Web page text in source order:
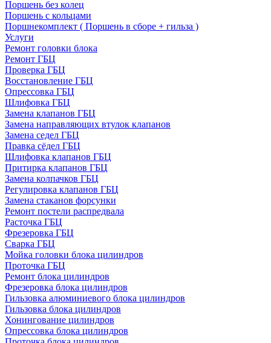
Поршень без колец
Поршень с кольцами
Поршнекомплект ( Поршень в сборе + гильза )
Услуги
Ремонт головки блока
Ремонт ГБЦ
Проверка ГБЦ
Восстановление ГБЦ
Опрессовка ГБЦ
Шлифовка ГБЦ
Замена клапанов ГБЦ
Замена направляющих втулок клапанов
Замена седел ГБЦ
Правка сёдел ГБЦ
Шлифовка клапанов ГБЦ
Притирка клапанов ГБЦ
Замена колпачков ГБЦ
Регулировка клапанов ГБЦ
Замена стаканов форсунки
Ремонт постели распредвала
Расточка ГБЦ
Фрезеровка ГБЦ
Сварка ГБЦ
Мойка головки блока цилиндров
Проточка ГБЦ
Ремонт блока цилиндров
Фрезеровка блока цилиндров
Гильзовка алюминиевого блока цилиндров
Гильзовка блока цилиндров
Хонингование цилиндров
Опрессовка блока цилиндров